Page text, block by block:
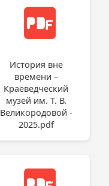
История вне
времени –
Краеведческий
музей им. Т. В.
Великородовой -
2025.pdf